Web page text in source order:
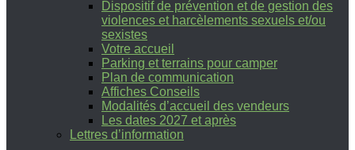
Dispositif de prévention et de gestion des
violences et harcèlements sexuels et/ou
sexistes
Votre accueil
Parking et terrains pour camper
Plan de communication
Affiches Conseils
Modalités d’accueil des vendeurs
Les dates 2027 et après
Lettres d’information